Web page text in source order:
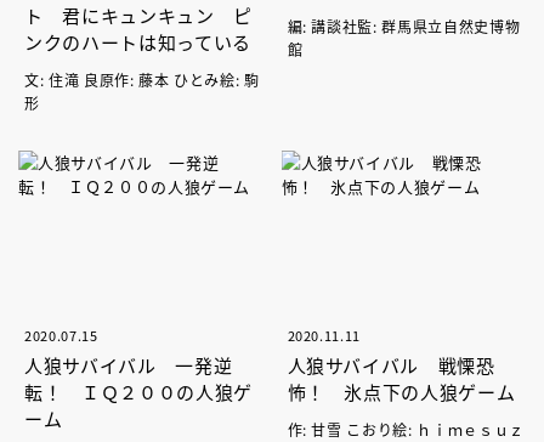
ト 君にキュンキュン ピ
ンクのハートは知っている
文: 住滝 良原作: 藤本 ひとみ絵: 駒
形
編: 講談社監: 群馬県立自然史博物
館
2020.07.15
人狼サバイバル 一発逆
転！ ＩＱ２００の人狼ゲ
ーム
2020.11.11
人狼サバイバル 戦慄恐
怖！ 氷点下の人狼ゲーム
作: 甘雪 こおり絵: ｈｉｍｅｓｕｚ